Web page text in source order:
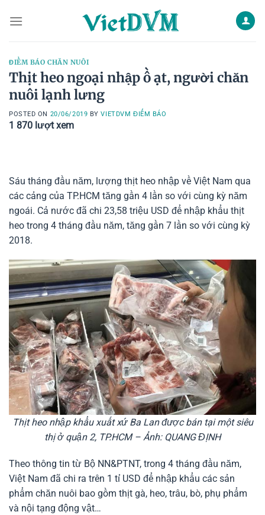
ĐIỂM BÁO CHĂN NUÔI
Thịt heo ngoại nhập ồ ạt, người chăn
nuôi lạnh lưng
POSTED ON 20/06/2019 BYVIETDVM ĐIỂM BÁO
1 870 lượt xem
Sáu tháng đầu năm, lượng thịt heo nhập về Việt Nam qua
các cảng của TP.HCM tăng gần 4 lần so với cùng kỳ năm
ngoái. Cả nước đã chi 23,58 triệu USD để nhập khẩu thịt
heo trong 4 tháng đầu năm, tăng gần 7 lần so với cùng kỳ
2018.
Thịt heo nhập khẩu xuất xứ Ba Lan được bán tại một siêu
thị ở quận 2, TP.HCM – Ảnh: QUANG ĐỊNH
Theo thông tin từ Bộ NN&PTNT, trong 4 tháng đầu năm,
Việt Nam đã chi ra trên 1 tỉ USD để nhập khẩu các sản
phẩm chăn nuôi bao gồm thịt gà, heo, trâu, bò, phụ phẩm
và nội tạng động vật…